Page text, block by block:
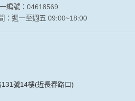
計數據及說明文字，但不涉及特定個
或使用於蒐集目的以外之其他用途。
使用本網站相關產品、服務、活動或
的個人識別資料，本網站也可以從商
我們會取得您的姓名、電話、住址、
出生日期、性別、行業等相關資料，
編號：04618569
：週一至週五 09:00~18:00
號14樓(近長春路口)